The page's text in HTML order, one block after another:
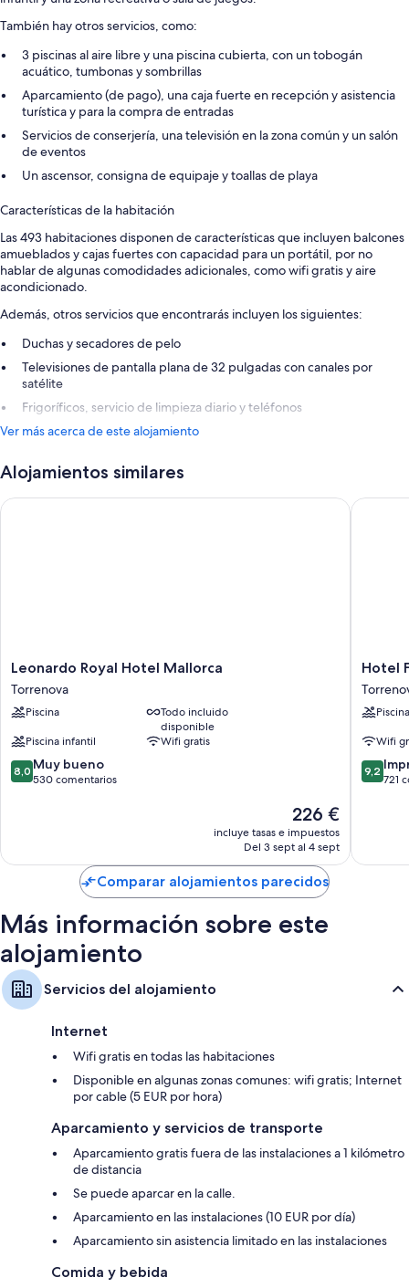
También hay otros servicios, como:
3 piscinas al aire libre y una piscina cubierta, con un tobogán
acuático, tumbonas y sombrillas
Aparcamiento (de pago), una caja fuerte en recepción y asistencia
turística y para la compra de entradas
Servicios de conserjería, una televisión en la zona común y un salón
de eventos
Un ascensor, consigna de equipaje y toallas de playa
Características de la habitación
Las 493 habitaciones disponen de características que incluyen balcones
amueblados y cajas fuertes con capacidad para un portátil, por no
hablar de algunas comodidades adicionales, como wifi gratis y aire
acondicionado.
Además, otros servicios que encontrarás incluyen los siguientes:
Duchas y secadores de pelo
Televisiones de pantalla plana de 32 pulgadas con canales por
satélite
Frigoríficos, servicio de limpieza diario y teléfonos
Ver más acerca de este alojamiento
Alojamientos similares
Leonardo
Royal
Hotel
Mallorca
Leonardo Royal Hotel Mallorca
Torrenova
Piscina
Todo incluido
disponible
Piscina infantil
Wifi gratis
8.0
sobre
8,0 Muy bueno
530 comentarios
El
precio
actual
de
226 €
226 €
incluye tasas e impuestos
Del 3 sept al 4 sept
Leonardo Royal Hotel Mallorca
Hotel
Florida
Magaluf
-
Only
Hotel
Piscina
Wifi
9.2
sobre
9,2
721
Hotel
Comparar alojamientos parecidos
Más información sobre este
alojamiento
Servicios del alojamiento
Internet
Wifi gratis en todas las habitaciones
Disponible en algunas zonas comunes: wifi gratis; Internet
por cable (5 EUR por hora)
Aparcamiento y servicios de transporte
Aparcamiento gratis fuera de las instalaciones a 1 kilómetro
de distancia
Se puede aparcar en la calle.
Aparcamiento en las instalaciones (10 EUR por día)
Aparcamiento sin asistencia limitado en las instalaciones
Comida y bebida